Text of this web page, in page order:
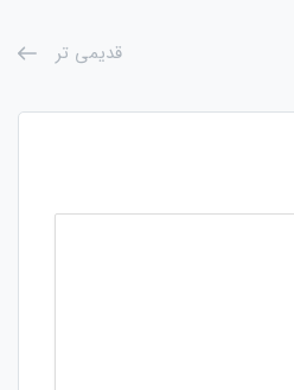
قدیمی تر